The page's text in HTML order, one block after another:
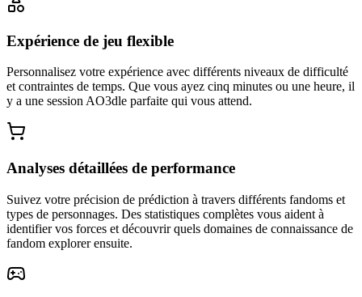
Expérience de jeu flexible
Personnalisez votre expérience avec différents niveaux de difficulté
et contraintes de temps. Que vous ayez cinq minutes ou une heure, il
y a une session AO3dle parfaite qui vous attend.
Analyses détaillées de performance
Suivez votre précision de prédiction à travers différents fandoms et
types de personnages. Des statistiques complètes vous aident à
identifier vos forces et découvrir quels domaines de connaissance de
fandom explorer ensuite.